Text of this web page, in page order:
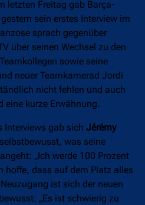
letzten Freitag gab Barça-
sein erstes Interview im
sprach gegenüber
über seinen Wechsel zu den
sowie seine
neuer Teamkamerad Jordi
nicht fehlen und auch
eine kurze Erwähnung.
Interviews gab sich Jérémy
was seine
„Ich werde 100 Prozent
hoffe, dass auf dem Platz alles
ist sich der neuen
„Es ist schwierig zu